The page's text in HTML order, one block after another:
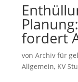
fordert
von Archiv für
Allgemein, KV